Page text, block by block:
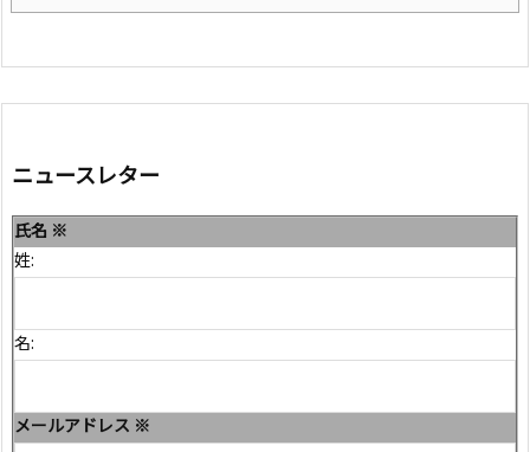
ニュースレター
氏名 ※
姓:
名:
メールアドレス ※